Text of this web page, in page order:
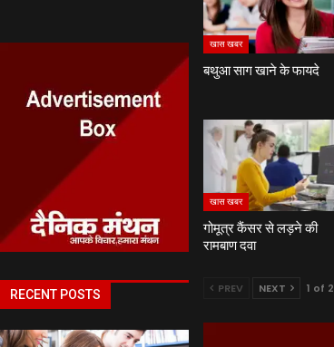
खास खबर
बथुआ साग खाने के फायदे
खास खबर
गोमूत्र कैंसर से लड़ने की
रामबाण दवा
PREV NEXT 1 of 2
RECENT POSTS